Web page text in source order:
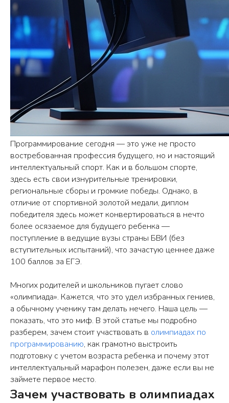
Программирование сегодня — это уже не просто
востребованная профессия будущего, но и настоящий
интеллектуальный спорт. Как и в большом спорте,
здесь есть свои изнурительные тренировки,
региональные сборы и громкие победы. Однако, в
отличие от спортивной золотой медали, диплом
победителя здесь может конвертироваться в нечто
более осязаемое для будущего ребенка —
поступление в ведущие вузы страны БВИ (без
вступительных испытаний), что зачастую ценнее даже
100 баллов за ЕГЭ.
Многих родителей и школьников пугает слово
«олимпиада». Кажется, что это удел избранных гениев,
а обычному ученику там делать нечего. Наша цель —
показать, что это миф. В этой статье мы подробно
разберем, зачем стоит участвовать в олимпиадах по
программированию, как грамотно выстроить
подготовку с учетом возраста ребенка и почему этот
интеллектуальный марафон полезен, даже если вы не
займете первое место.
Зачем участвовать в олимпиадах